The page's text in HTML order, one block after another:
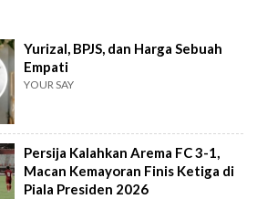
Yurizal, BPJS, dan Harga Sebuah
Empati
YOUR SAY
Persija Kalahkan Arema FC 3-1,
Macan Kemayoran Finis Ketiga di
Piala Presiden 2026